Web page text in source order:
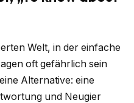
Welt, in der einfache
oft gefährlich sein
Alternative: eine
und Neugier